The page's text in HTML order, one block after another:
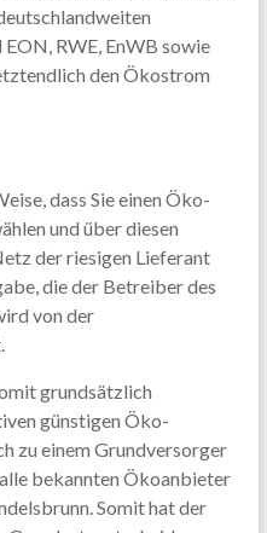
RWE, EnWB sowie
den Ökostrom
dass Sie einen Öko-
und über diesen
der riesigen Lieferant
die der Betreiber des
von der
grundsätzlich
günstigen Öko-
zu einem Grundversorger
bekannten Ökoanbieter
Somit hat der